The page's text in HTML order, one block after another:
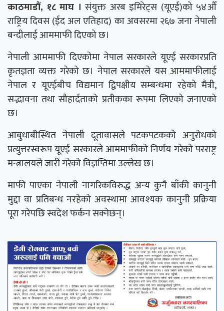
काठमाडौं, १८ माघ । संयुक्त अरब इमिरेट्स (यूएई)को ५४औँ
राष्ट्रिय दिवस (ईद अल एतिहाद) का अवसरमा २६७ जना नेपाली
बन्दीलाई आममाफी दिएको छ।
नेपाली आममाफी दिएकोमा नेपाल सरकारले यूएई सरकारप्रति
कृतज्ञता व्यक्त गरेको छ। नेपाल सरकारले यस आममाफीलाई
नेपाल र यूएईबीच विद्यमान द्विपक्षीय सम्बन्धमा रहेको मैत्री,
सद्भावना तथा सौहार्दताको प्रतीकका रूपमा लिएको जनाएको
छ।
आबुधाबीस्थित नेपाली दूतावासले पटकपटकको अनुरोधको
प्रत्युत्तरस्वरूप यूएई सरकारले आममाफीको निर्णय गरेको परराष्ट्र
मन्त्रालयले जारी गरेको विज्ञप्तिमा उल्लेख छ।
माफी पाएका नेपाली नागरिकविरुद्ध अन्य कुनै बाँकी कानुनी
मुद्दा वा प्रतिबन्ध नरहेको अवस्थामा आवश्यक कानुनी प्रक्रिया
पूरा गरेपछि स्वदेश फर्कन सक्नेछन्।